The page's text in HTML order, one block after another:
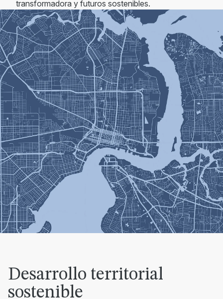
transformadora y futuros sostenibles.
Desarrollo territorial
sostenible